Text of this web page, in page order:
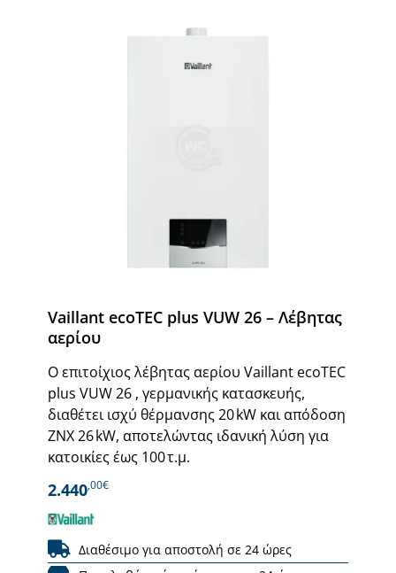
Vaillant ecoTEC plus VUW 26 – Λέβητας
αερίου
Ο επιτοίχιος λέβητας αερίου Vaillant ecoTEC
plus VUW 26 , γερμανικής κατασκευής,
διαθέτει ισχύ θέρμανσης 20 kW και απόδοση
ΖΝΧ 26 kW, αποτελώντας ιδανική λύση για
κατοικίες έως 100 τ.μ.
2.440,00€
Διαθέσιμο για αποστολή σε 24 ώρες